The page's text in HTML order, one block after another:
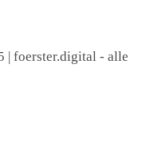
| foerster.digital - alle